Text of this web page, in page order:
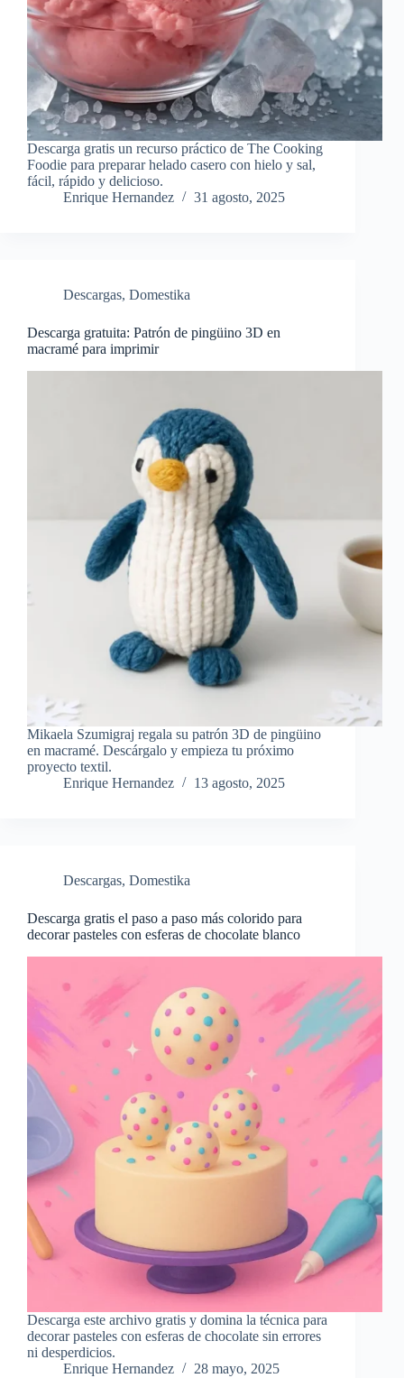
Descarga gratis un recurso práctico de The Cooking
Foodie para preparar helado casero con hielo y sal,
fácil, rápido y delicioso.
Enrique Hernandez
31 agosto, 2025
Descargas, Domestika
Descarga gratuita: Patrón de pingüino 3D en
macramé para imprimir
Mikaela Szumigraj regala su patrón 3D de pingüino
en macramé. Descárgalo y empieza tu próximo
proyecto textil.
Enrique Hernandez
13 agosto, 2025
Descargas, Domestika
Descarga gratis el paso a paso más colorido para
decorar pasteles con esferas de chocolate blanco
Descarga este archivo gratis y domina la técnica para
decorar pasteles con esferas de chocolate sin errores
ni desperdicios.
Enrique Hernandez
28 mayo, 2025